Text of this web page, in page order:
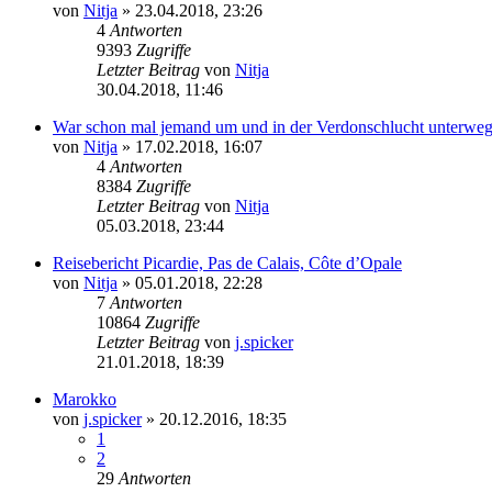
von Nitja » 23.04.2018, 23:26
4 Antworten
9393 Zugriffe
Letzter Beitrag von Nitja
30.04.2018, 11:46
War schon mal jemand um und in der Verdonschlucht
von Nitja » 17.02.2018, 16:07
4 Antworten
8384 Zugriffe
Letzter Beitrag von Nitja
05.03.2018, 23:44
Reisebericht Picardie, Pas de Calais, Côte d’Opale
von Nitja » 05.01.2018, 22:28
7 Antworten
10864 Zugriffe
Letzter Beitrag von j.spicker
21.01.2018, 18:39
Marokko
von j.spicker» 20.12.2016, 18:35
1
2
29 Antworten